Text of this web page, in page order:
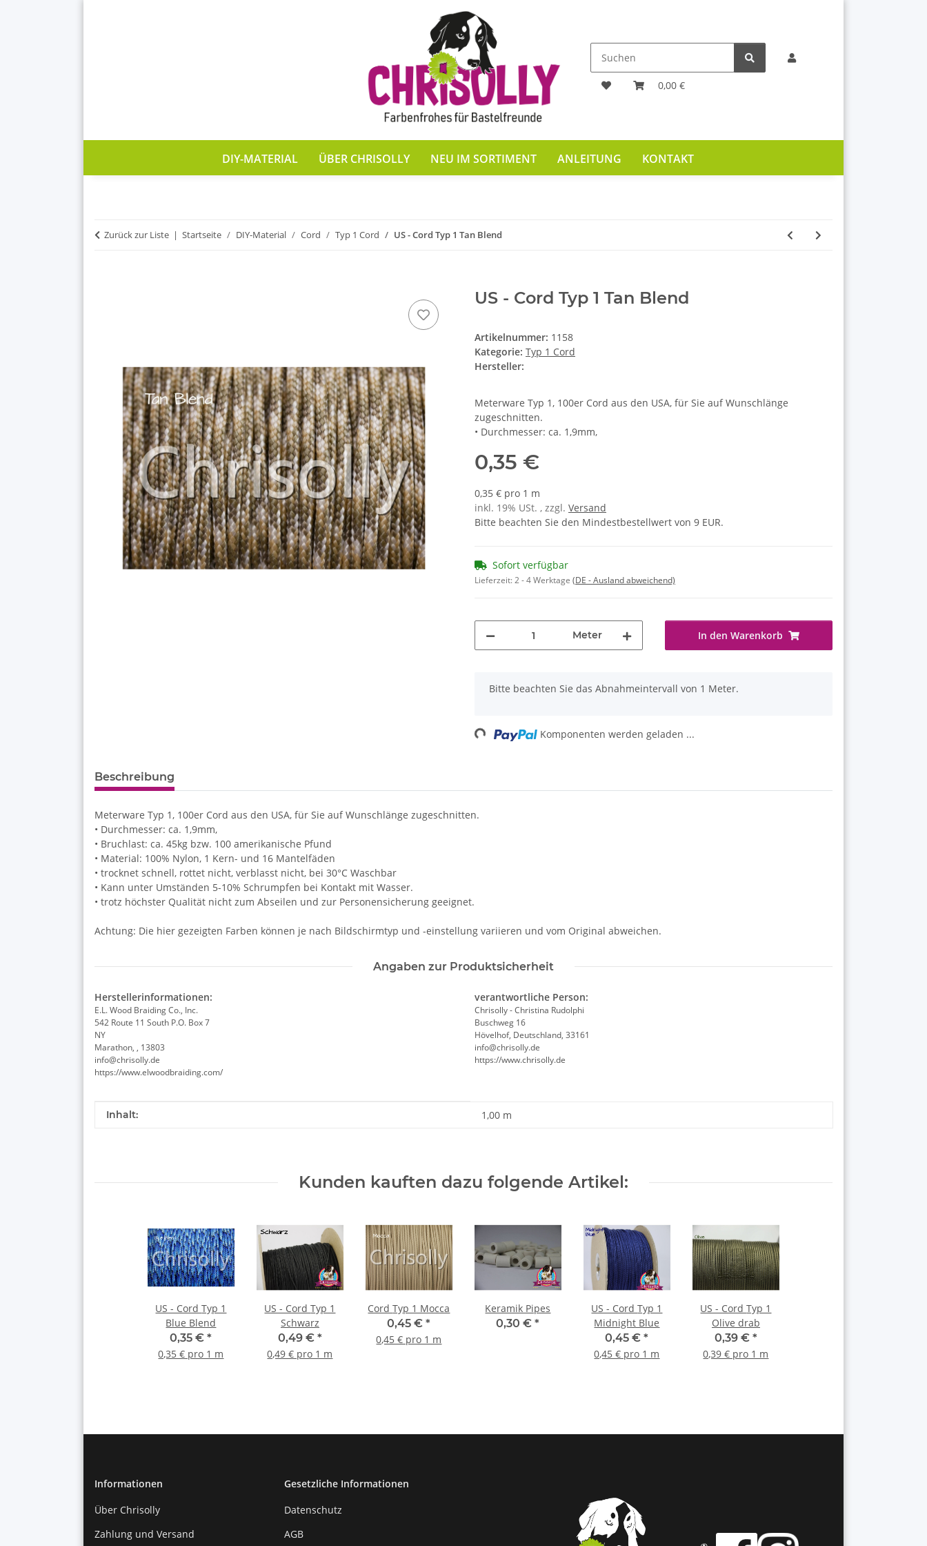
0,00 €
DIY-MATERIAL ÜBER CHRISOLLY NEU IM SORTIMENT ANLEITUNG KONTAKT
Zurück zur Liste Startseite DIY-Material Cord Typ 1 Cord US - Cord Typ 1 Tan Blend
US - Cord Typ 1 Tan Blend
Artikelnummer: 1158
Kategorie: Typ 1 Cord
Hersteller:
Meterware Typ 1, 100er Cord aus den USA, für Sie auf Wunschlänge
zugeschnitten.
• Durchmesser: ca. 1,9mm,
0,35 €
0,35 € pro 1 m
inkl. 19% USt. , zzgl. Versand
Bitte beachten Sie den Mindestbestellwert von 9 EUR.
Sofort verfügbar
Lieferzeit:2 - 4 Werktage (DE - Ausland abweichend)
Meter In den Warenkorb
x
Bitte beachten Sie das Abnahmeintervall von 1 Meter.
Loading... Komponenten werden geladen ...
Beschreibung
Meterware Typ 1, 100er Cord aus den USA, für Sie auf Wunschlänge zugeschnitten.
• Durchmesser: ca. 1,9mm,
• Bruchlast: ca. 45kg bzw. 100 amerikanische Pfund
• Material: 100% Nylon, 1 Kern- und 16 Mantelfäden
• trocknet schnell, rottet nicht, verblasst nicht, bei 30°C Waschbar
• Kann unter Umständen 5-10% Schrumpfen bei Kontakt mit Wasser.
• trotz höchster Qualität nicht zum Abseilen und zur Personensicherung geeignet.
Achtung: Die hier gezeigten Farben können je nach Bildschirmtyp und -einstellung variieren und vom Original abweichen.
Angaben zur Produktsicherheit
Herstellerinformationen:
E.L. Wood Braiding Co., Inc.
542 Route 11 South P.O. Box 7
NY
Marathon, , 13803
info@chrisolly.de
https://www.elwoodbraiding.com/
verantwortliche Person:
Chrisolly - Christina Rudolphi
Buschweg 16
Hövelhof, Deutschland, 33161
info@chrisolly.de
https://www.chrisolly.de
Produkteigenschaft
Wert
Inhalt: 1,00 m
Kunden kauften dazu folgende Artikel:
US - Cord Typ 1
Blue Blend
0,35 €*
0,35 € pro 1 m
US - Cord Typ 1
Schwarz
0,49 € *
0,49 € pro 1 m
Cord Typ 1 Mocca
0,45 €*
0,45 € pro 1 m
Keramik Pipes
0,30 €*
US - Cord Typ 1
Midnight Blue
0,45 €*
0,45 € pro 1 m
US - Cord Typ 1
Olive drab
0,39 € *
0,39 € pro 1 m
Informationen
Über Chrisolly
Zahlung und Versand
Gesetzliche Informationen
Datenschutz
AGB